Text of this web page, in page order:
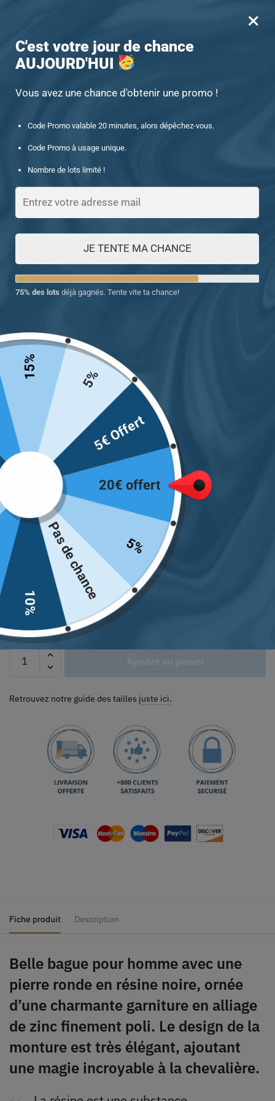
0
-15% offert des 60€ d’achat avec le code : UNIQUE15
Accueil / Chevalière homme / Chevalière pour homme à pierre ronde en résine noir et rouge
Chevalière pour homme à pierre ronde
en résine noir et rouge
Taille
Ajouter au panier
Retrouvez notre guide des tailles juste ici.
Fiche produit Description
Belle bague pour homme avec une
pierre ronde en résine noire, ornée
d’une charmante garniture en alliage
de zinc finement poli. Le design de la
monture est très élégant, ajoutant
une magie incroyable à la chevalière.
×
C'est votre jour de chance
AUJOURD'HUI
Vous avez une chance d'obtenir une promo !
Code Promo valable 20 minutes, alors dépêchez-vous.
Code Promo à usage unique.
Nombre de lots limité !
JE TENTE MA CHANCE
75% des lots déjà gagnés. Tente vite ta chance!
20€ offert
5%
Pas de chance
10%
15% 5%
5€ Offert